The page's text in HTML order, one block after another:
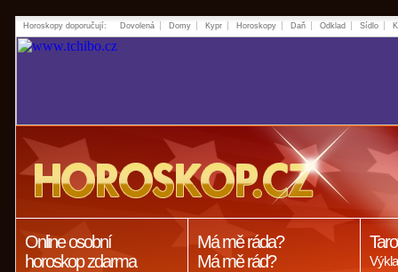
Horoskopy doporučují: Dovolená Domy Kypr Horoskopy Daň Odklad Sídlo
Online osobní
horoskop zdarma
Má mě ráda?
Má mě rád?